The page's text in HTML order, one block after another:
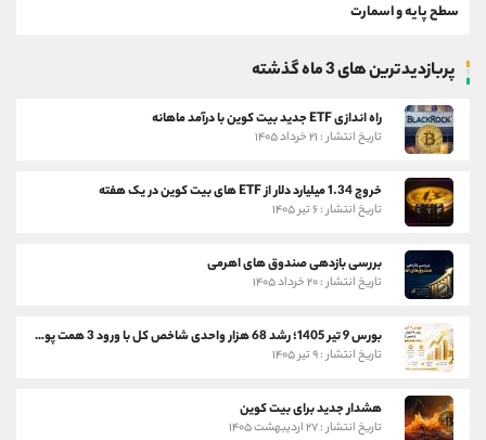
سطح پایه و اسمارت
پربازدیدترین های 3 ماه گذشته
راه اندازی ETF جدید بیت کوین با درآمد ماهانه
تاریخ انتشار : ۲۱ خرداد ۱۴۰۵
خروج 1.34 میلیارد دلار از ETF های بیت کوین در یک هفته
تاریخ انتشار : ۶ تیر ۱۴۰۵
بررسی بازدهی صندوق های اهرمی
تاریخ انتشار : ۲۰ خرداد ۱۴۰۵
بورس 9 تیر 1405؛ رشد 68 هزار واحدی شاخص کل با ورود 3 همت پول حقیقی
تاریخ انتشار : ۹ تیر ۱۴۰۵
هشدار جدید برای بیت کوین
تاریخ انتشار : ۲۷ اردیبهشت ۱۴۰۵